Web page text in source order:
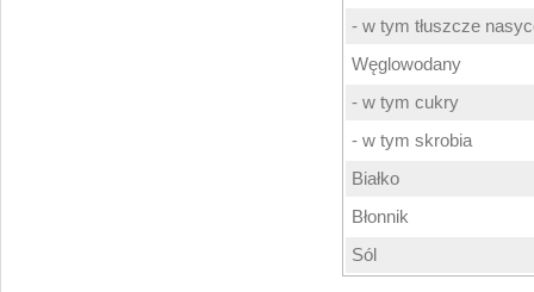
- w tym tłuszcze
Węglowodany
- w tym cukry
- w tym skrobia
Białko
Błonnik
Sól